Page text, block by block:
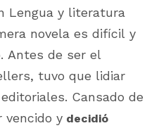
Lengua y literatura
novela es difícil y
Antes de ser el
tuvo que lidiar
Cansado de
vencido y decidió